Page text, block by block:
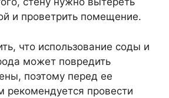
и проветрить помещение.
что использование соды и
может повредить
поэтому перед ее
рекомендуется провести